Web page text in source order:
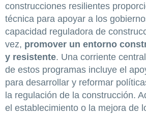
construcciones resilientes
técnica para apoyar a los
capacidad reguladora de
vez, promover un entorno
y resistente. Una corriente
de estos programas incluye el
para desarrollar y reformar
la regulación de la construcción.
el establecimiento o la mejora de